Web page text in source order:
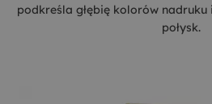
podkreśla głębię kolorów nadruku
połysk.